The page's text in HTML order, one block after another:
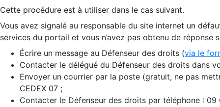
Cette procédure est à utiliser dans le cas suivant.
Vous avez signalé au responsable du site internet un
services du portail et vous n’avez pas obtenu de réponse
Écrire un message au Défenseur des droits (via le
Contacter le délégué du Défenseur des droits dans
Envoyer un courrier par la poste (gratuit, ne pas
CEDEX 07 ;
Contacter le Défenseur des droits par téléphone :